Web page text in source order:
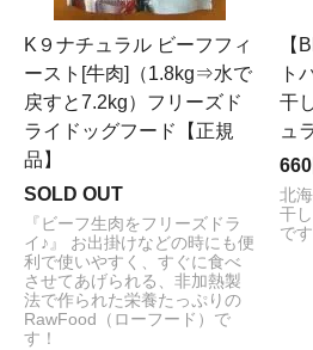
K９ナチュラル ビーフフィ
ースト[牛肉]（1.8kg⇒水で
戻すと7.2kg）フリーズド
ライドッグフード【正規
品】
SOLD OUT
『ビーフ生肉をフリーズドラ
イ♪』 お出掛けなどの時にも便
利で使いやすく、すぐに食べ
させてあげられる、非加熱製
法で作られた栄養たっぷりの
RawFood（ローフード）で
す！
【
ト
干
ュ
北
干
です